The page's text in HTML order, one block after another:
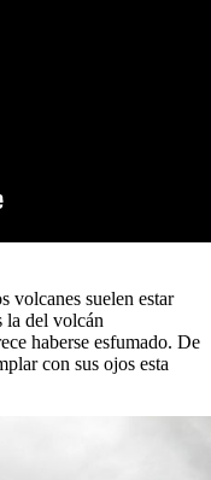
volcanes suelen estar
la del volcán
haberse esfumado. De
con sus ojos esta